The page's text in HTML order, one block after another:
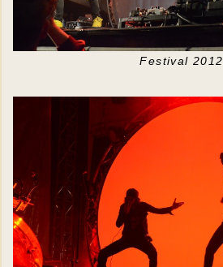
Festival 2012